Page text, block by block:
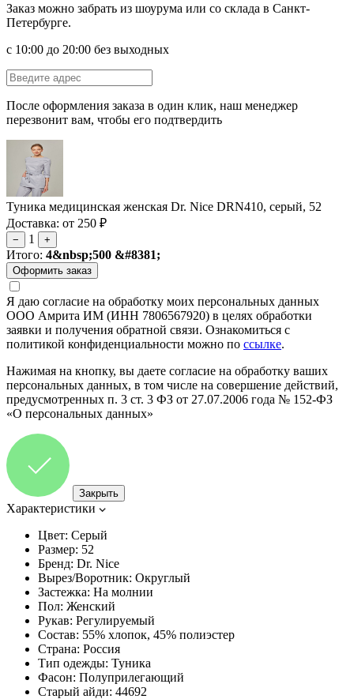
Заказ можно забрать из шоурума или со склада в Санкт-
Петербурге.
с 10:00 до 20:00 без выходных
После оформления заказа в один клик, наш менеджер
перезвонит вам, чтобы его подтвердить
Туника медицинская женская Dr. Nice DRN410, серый, 52
Доставка: от 250 ₽
− 1 +
Итого: 4&nbsp;500 &#8381;
Я даю согласие на обработку моих персональных данных
ООО Амрита ИМ (ИНН 7806567920) в целях обработки
заявки и получения обратной связи. Ознакомиться с
политикой конфиденциальности можно по ссылке.
Нажимая на кнопку, вы даете согласие на обработку ваших
персональных данных, в том числе на совершение действий,
предусмотренных п. 3 ст. 3 ФЗ от 27.07.2006 года № 152-ФЗ
«О персональных данных»
Закрыть
Характеристики
Цвет: Серый
Размер: 52
Бренд: Dr. Nice
Вырез/Воротник: Округлый
Застежка: На молнии
Пол: Женский
Рукав: Регулируемый
Состав: 55% хлопок, 45% полиэстер
Страна: Россия
Тип одежды: Туника
Фасон: Полуприлегающий
Старый айди: 44692